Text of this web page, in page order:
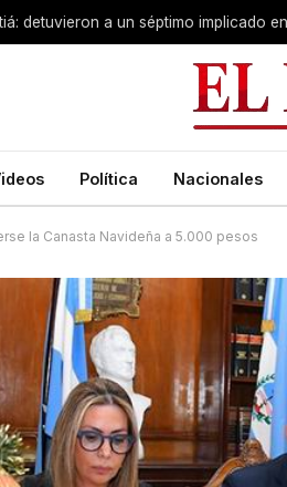
Política Nacionales
la Canasta Navideña a 5.000 pesos